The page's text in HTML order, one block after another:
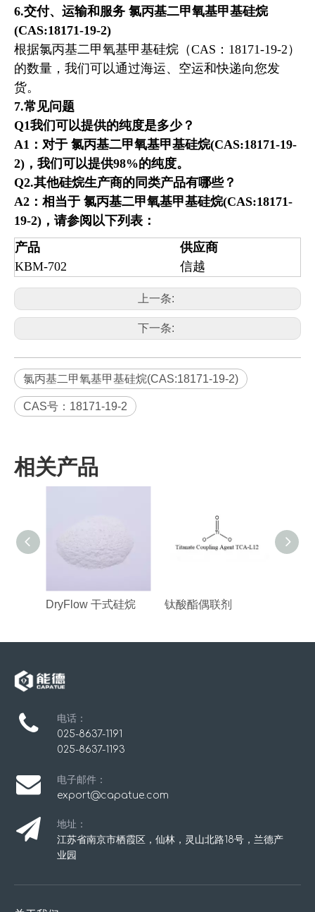
6.交付、运输和服务 氯丙基二甲氧基甲基硅烷
(CAS:18171-19-2)
根据氯丙基二甲氧基甲基硅烷（CAS：18171-19-2）
的数量，我们可以通过海运、空运和快递向您发
货。
7.常见问题
Q1我们可以提供的纯度是多少？
A1：对于 氯丙基二甲氧基甲基硅烷(CAS:18171-19-
2) ，我们可以提供98%的纯度。
Q2.其他硅烷生产商的同类产品有哪些？
A2：相当于 氯丙基二甲氧基甲基硅烷(CAS:18171-
19-2) ，请参阅以下列表：
产品
供应商
KBM-702
信越
上一条:
下一条:
氯丙基二甲氧基甲基硅烷(CAS:18171-19-2)
CAS号：18171-19-2
相关产品
DryFlow 干式硅烷 钛酸酯偶联剂
电话：
025-8637-1191
025-8637-1193
电子邮件：
export@capatue.com
地址：
江苏省南京市栖霞区，仙林，灵山北路18号，兰德产
业园